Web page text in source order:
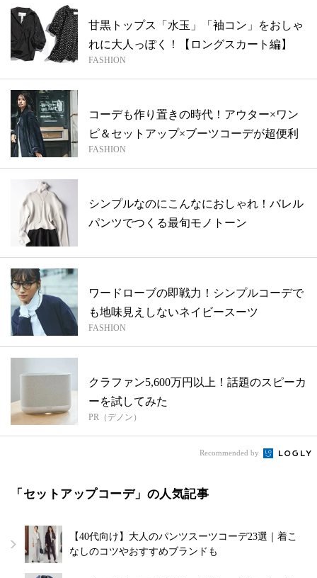
甘黒トップス「水玉」「袖コン」をおしゃ
れに大人っぽく！【ロングスカート編】
FASHION
コーデも作り置きの時代！アウター×ワン
ピ＆セットアップ×ブーツコーデが超便利
FASHION
シンプルなのにこんなにおしゃれ！バレル
パンツでつくる最旬モノトーン
ワードローブの即戦力！シンプルコーデで
も地味見えしないネイビースーツ
FASHION
クラファン5,600万円以上！話題のスピーカ
ーを試してみた
PR（デノン）
Recommended by
「セットアップコーデ」の人気記事
【40代向け】大人のパンツスーツコーデ23選｜着こ
なしのコツやおすすめブランドも